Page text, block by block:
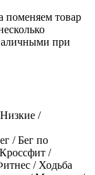
поменяем товар
при
/
/ Бег по
/
/ Ходьба